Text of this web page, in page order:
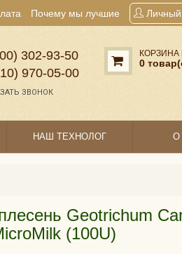
Почему мы лучшие Личный
302‑93‑50
970‑05‑00
ЗВОНОК
0
НАШ ТЕХНОЛОГ О
Geotrichum
(100U)